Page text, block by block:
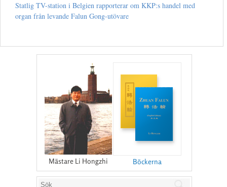
Statlig TV-station i Belgien rapporterar om KKP:s handel med
organ från levande Falun Gong-utövare
Mästare Li Hongzhi Böckerna